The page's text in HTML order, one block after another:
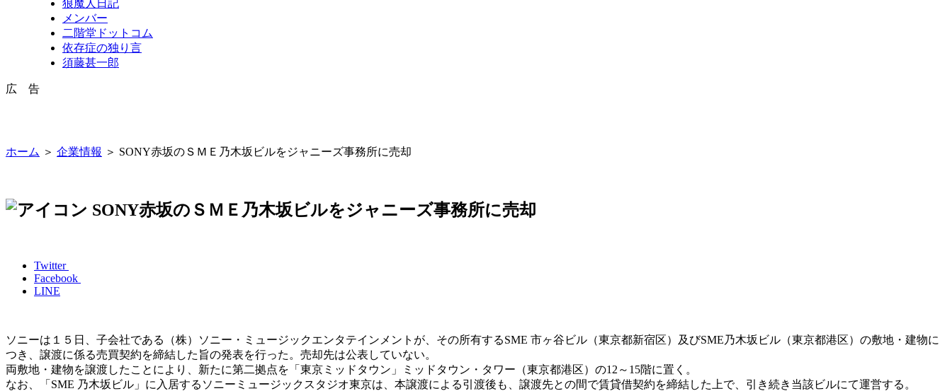
狼魔人日記
メンバー
二階堂ドットコム
依存症の独り言
須藤甚一郎
広 告
ホーム ＞ 企業情報 ＞ SONY赤坂のＳＭＥ乃木坂ビルをジャニーズ事務所に売却
SONY赤坂のＳＭＥ乃木坂ビルをジャニーズ事務所に売却
Twitter
Facebook
LINE
ソニーは１５日、子会社である（株）ソニー・ミュージックエンタテインメントが、その所有するSME 市ヶ谷ビル（東京都新宿区）及びSME乃木坂ビル（東京都港区）の敷地・建物に
つき、譲渡に係る売買契約を締結した旨の発表を行った。売却先は公表していない。
両敷地・建物を譲渡したことにより、新たに第二拠点を「東京ミッドタウン」ミッドタウン・タワー（東京都港区）の12～15階に置く。
なお、「SME 乃木坂ビル」に入居するソニーミュージックスタジオ東京は、本譲渡による引渡後も、譲渡先との間で賃貸借契約を締結した上で、引き続き当該ビルにて運営する。